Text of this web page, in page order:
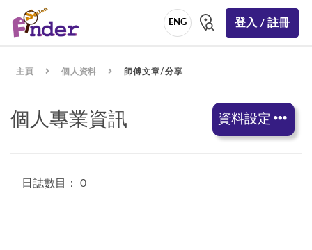
ENG 登入 / 註冊
主頁 個人資料 師傅文章/分享
個人專業資訊 資料設定
日誌數目： 0